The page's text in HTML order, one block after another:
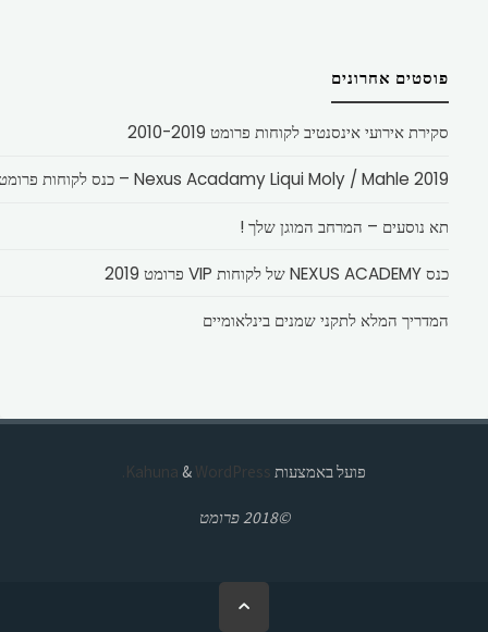
פוסטים אחרונים
סקירת אירועי אינסנטיב לקוחות פרומט 2010-2019
Nexus Acadamy Liqui Moly / Mahle 2019 – כנס לקוחות פרומט
תא נוסעים – המרחב המוגן שלך !
כנס NEXUS ACADEMY של לקוחות VIP פרומט 2019
המדריך המלא לתקני שמנים בינלאומיים
פועל באמצעות & WordPress.
©2018 פרומט
בחזרה